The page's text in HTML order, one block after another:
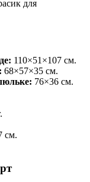
для
110×51×107 см.
68×57×35 см.
76×36 см.
см.